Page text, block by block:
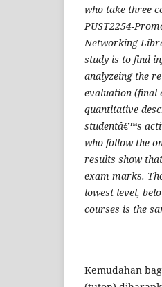
who take three
PUST2254-
Networking
study is to find
analyzeing the
evaluation (final
quantitative
studentâ€™s
who follow the
results show
exam marks.
lowest level,
courses is the
Kemudahan